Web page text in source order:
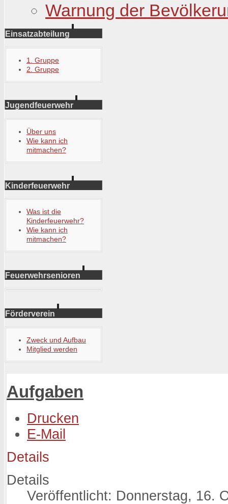
Warnung der
Einsatzabteilung
1. Gruppe
2. Gruppe
Jugendfeuerwehr
Über uns
Wie kann ich
mitmachen?
Kinderfeuerwehr
Was ist die
Kinderfeuerwehr?
Wie kann ich
mitmachen?
Feuerwehrsenioren
Förderverein
Zweck und Aufbau
Mitglied werden
Aufgaben
Drucken
E-Mail
Details
Details
Veröffentlicht: Donnerstag, 16.